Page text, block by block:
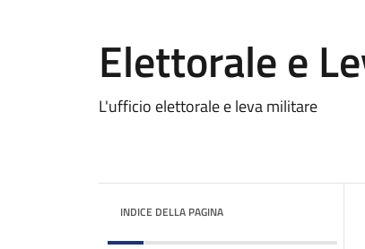
Elettorale e
L'ufficio elettorale e leva militare
INDICE DELLA PAGINA